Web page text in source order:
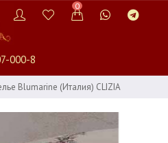
0
000-8
Blumarine (Италия) CLIZIA